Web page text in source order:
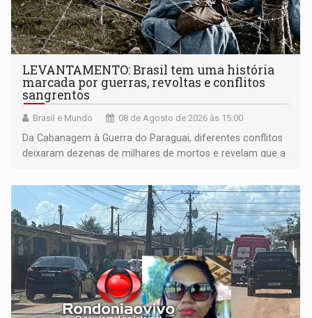
LEVANTAMENTO: Brasil tem uma história
marcada por guerras, revoltas e conflitos
sangrentos
Brasil e Mundo 08 de Agosto de 2026 às 15:00
Da Cabanagem à Guerra do Paraguai, diferentes conflitos
deixaram dezenas de milhares de mortos e revelam que a
territoriais e sociais